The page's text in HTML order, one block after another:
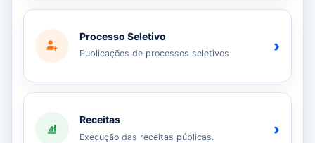
Processo Seletivo
Publicações de processos seletivos ›
Receitas
Execução das receitas públicas. ›